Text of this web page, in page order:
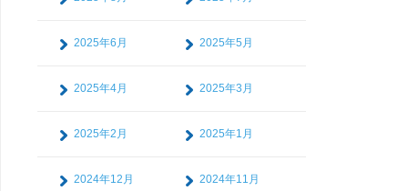
2025年6月 2025年5月
2025年4月 2025年3月
2025年2月 2025年1月
2024年12月 2024年11月